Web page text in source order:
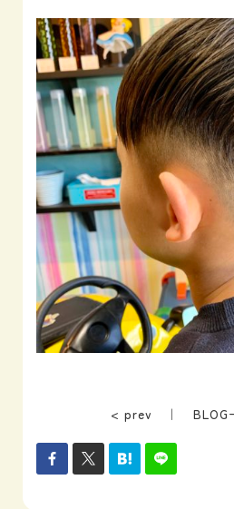
< prev ｜ BLOG